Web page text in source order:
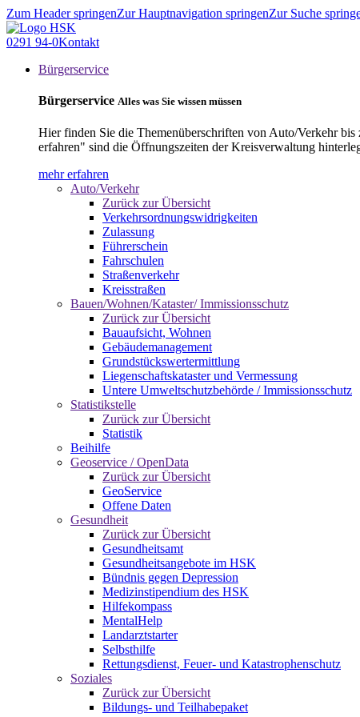
Zum Header springenZur Hauptnavigation springenZur Suche
0291 94-0Kontakt
Bürgerservice
Bürgerservice Alles was Sie wissen müssen
Hier finden Sie die Themenüberschriften von Auto/Verkehr
erfahren" sind die Öffnungszeiten der Kreisverwaltung
mehr erfahren
Auto/Verkehr
Zurück zur Übersicht
Verkehrsordnungswidrigkeiten
Zulassung
Führerschein
Fahrschulen
Straßenverkehr
Kreisstraßen
Bauen/Wohnen/Kataster/ Immissionsschutz
Zurück zur Übersicht
Bauaufsicht, Wohnen
Gebäudemanagement
Grundstückswertermittlung
Liegenschaftskataster und Vermessung
Untere Umweltschutzbehörde / Immissionsschutz
Statistikstelle
Zurück zur Übersicht
Statistik
Beihilfe
Geoservice / OpenData
Zurück zur Übersicht
GeoService
Offene Daten
Gesundheit
Zurück zur Übersicht
Gesundheitsamt
Gesundheitsangebote im HSK
Bündnis gegen Depression
Medizinstipendium des HSK
Hilfekompass
MentalHelp
Landarztstarter
Selbsthilfe
Rettungsdienst, Feuer- und Katastrophenschutz
Soziales
Zurück zur Übersicht
Bildungs- und Teilhabepaket